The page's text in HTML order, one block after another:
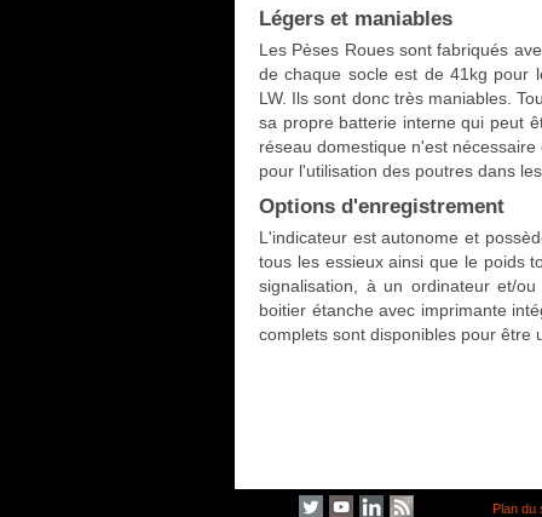
Légers et maniables
Les Pèses Roues sont fabriqués
de chaque socle est de 41kg pour
LW. Ils sont donc très maniables.
sa propre batterie interne qui peut
réseau domestique n'est
pour l'utilisation des poutres dans
Options d'enregistrement
L'indicateur est autonome et
tous les essieux ainsi que le poids
signalisation, à un ordinateur et/
boitier étanche avec imprimante
complets sont disponibles pour être
Plan du